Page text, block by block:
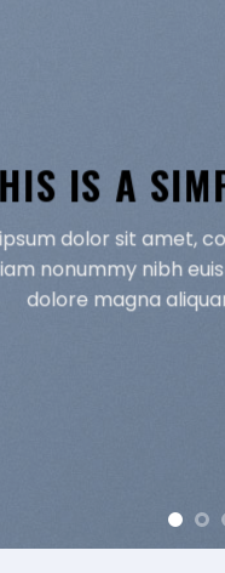
IS A
dolor sit amet,
nonummy nibh
dolore magna